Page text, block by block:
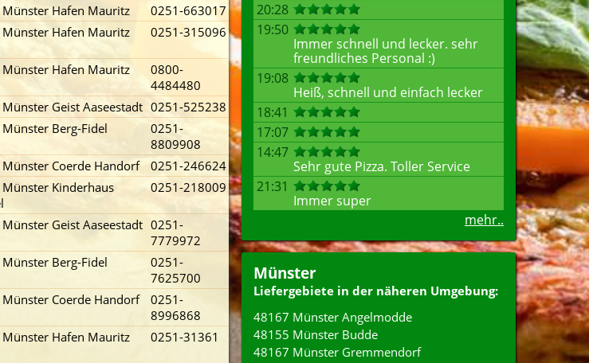
20:28
19:50
Immer schnell und lecker. sehr
freundliches Personal :)
19:08
Heiß, schnell und einfach lecker
18:41
17:07
14:47
Sehr gute Pizza. Toller Service
21:31
Immer super
mehr..
Münster
Liefergebiete in der näheren Umgebung:
48167 Münster Angelmodde
48155 Münster Budde
48167 Münster Gremmendorf
Hafen Mauritz
0251-663017
Hafen Mauritz 0251-315096
Hafen Mauritz
0800-
4484480
Geist Aaseestadt 0251-525238
Berg-Fidel
0251-
8809908
Coerde Handorf
0251-246624
Kinderhaus
0251-218009
Geist Aaseestadt 0251-
7779972
Berg-Fidel
0251-
7625700
Coerde Handorf
0251-
8996868
Hafen Mauritz 0251-31361